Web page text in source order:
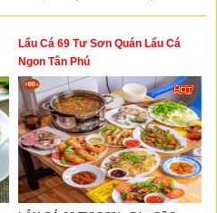
0339898414
Lẩu Cá 69 Tư Sơn Quán Lẩu Cá
Ngon Tân Phú